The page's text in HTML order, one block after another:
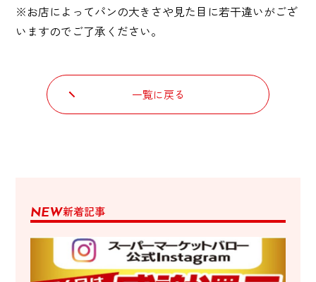
※お店によってパンの大きさや見た目に若干違いがござ
いますのでご了承ください。
一覧に戻る
NEW新着記事